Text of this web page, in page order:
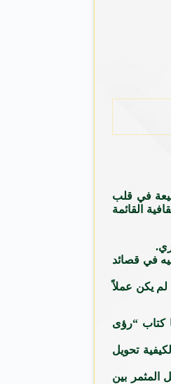
2025، ومنحه الميدالية الذهبية الرفيعة في قلب
القائمة
في قصائد
لم يكن عملاً
كتاب “رؤى
تحويل
المثمر بين